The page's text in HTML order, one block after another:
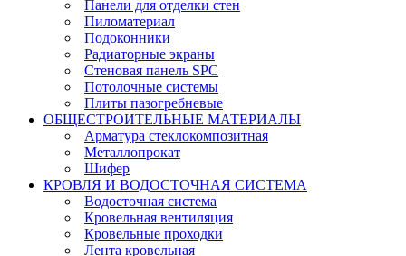
Панели для отделки стен
Пиломатериал
Подоконники
Радиаторные экраны
Стеновая панель SPC
Потолочные системы
Плиты пазогребневые
ОБЩЕСТРОИТЕЛЬНЫЕ МАТЕРИАЛЫ
Арматура стеклокомпозитная
Металлопрокат
Шифер
КРОВЛЯ И ВОДОСТОЧНАЯ СИСТЕМА
Водосточная система
Кровельная вентиляция
Кровельные проходки
Лента кровельная